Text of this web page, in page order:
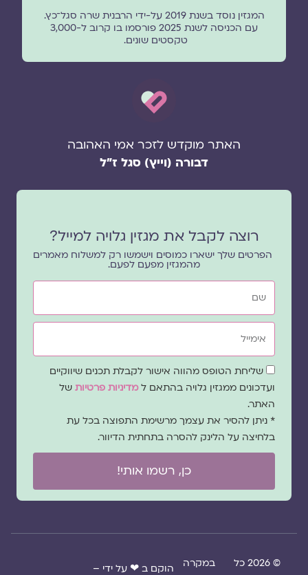
המגזין נוסד בשנת 2019 על-ידי הרבנית שרה סגל־כץ.
עם הכניסה לשנת 2025 פורסמו בו קרוב ל-3,000
טקסטים שונים.
האתר מוקדש לזכר אמי האהובה
דבורה (וייץ) סגל ז"ל
רוצה לקבל את מגזין גלויה למייל?
הפרטים שלך ישארו כמוסים וישמשו רק למשלוח מאמרים
מהמגזין מפעם לפעם.
שם
אימייל
שדהשליחת הטופס מהווה אישור לקבלת תכנים שיווקיים
ועדכונים ממגזין גלויה בהתאם ל מדיניות פרטיותשל
האתר.
* ניתן להסיר את עצמך מרשימת התפוצה בכל עת
בלחיצה על הלינק להסרה בתחתית הדיוור.
כן, רשמו אותי!
© 2026 כל
במקרה
הוקם ב ❤ על ידי –